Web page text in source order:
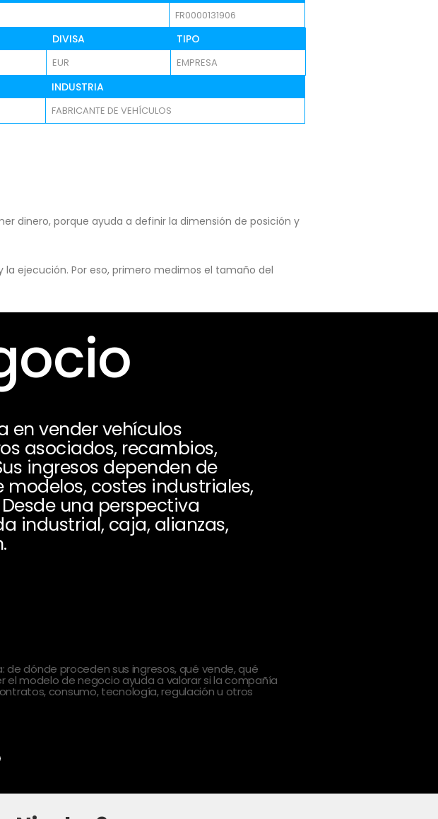
FR0000131906
DIVISA TIPO
EUR EMPRESA
INDUSTRIA
FABRICANTE DE VEHÍCULOS
dinero, porque ayuda a definir la dimensión de posición y
ejecución. Por eso, primero medimos el tamaño del
en vender vehículos
asociados, recambios,
ingresos dependen de
costes industriales,
una perspectiva
industrial, caja, alianzas,
dónde proceden sus ingresos, qué vende, qué
el modelo de negocio ayuda a valorar si la compañía
consumo, tecnología, regulación u otros